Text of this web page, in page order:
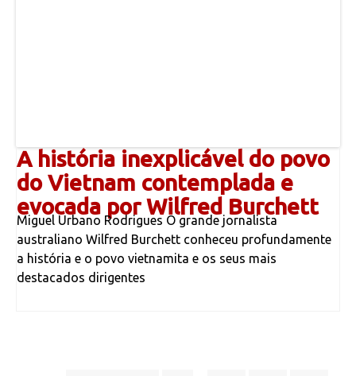
A história inexplicável do povo
do Vietnam contemplada e
evocada por Wilfred Burchett
Miguel Urbano Rodrigues O grande jornalista
australiano Wilfred Burchett conheceu profundamente
a história e o povo vietnamita e os seus mais
destacados dirigentes